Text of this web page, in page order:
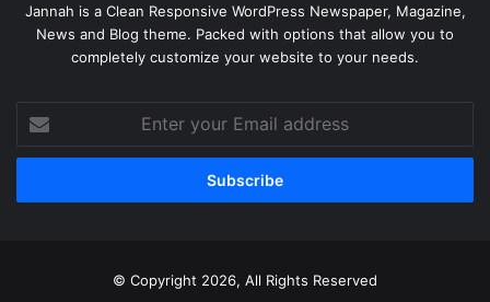
Jannah is a Clean Responsive WordPress Newspaper, Magazine,
News and Blog theme. Packed with options that allow you to
completely customize your website to your needs.
your
Email
© Copyright 2026, All Rights Reserved